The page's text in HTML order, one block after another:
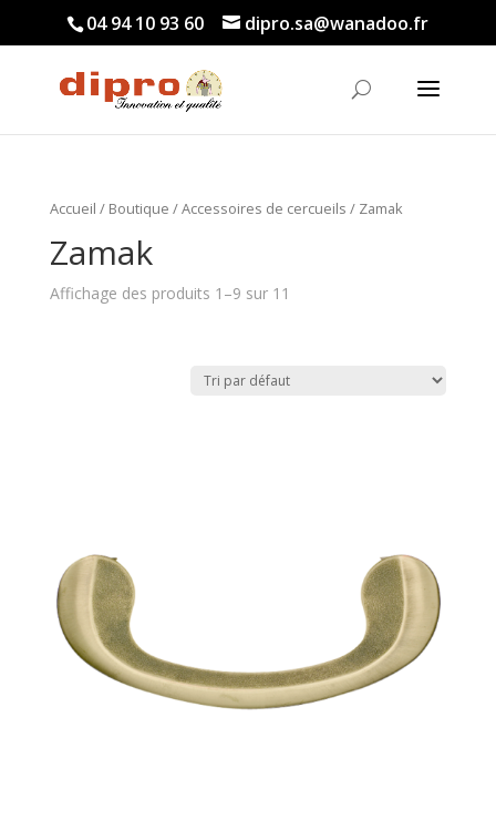
04 94 10 93 60 dipro.sa@wanadoo.fr
Accueil / Boutique /Accessoires de cercueils / Zamak
Zamak
Affichage des produits 1–9 sur 11